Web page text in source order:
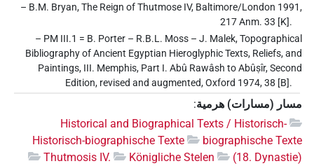
– B.M. Bryan, The Reign of Thutmose IV, Baltimore/London 1991,
217 Anm. 33 [K].
– PM III.1 = B. Porter – R.B.L. Moss – J. Malek, Topographical
Bibliography of Ancient Egyptian Hieroglyphic Texts, Reliefs, and
Paintings, III. Memphis, Part I. Abû Rawâsh to Abûṣîr, Second
Edition, revised and augmented, Oxford 1974, 38 [B].
مسار (مسارات) هرمية:
Historical and Biographical Texts / Historisch-
biographische Texte
Historisch-biographische Texte
(18. Dynastie)
Königliche Stelen
Thutmosis IV.